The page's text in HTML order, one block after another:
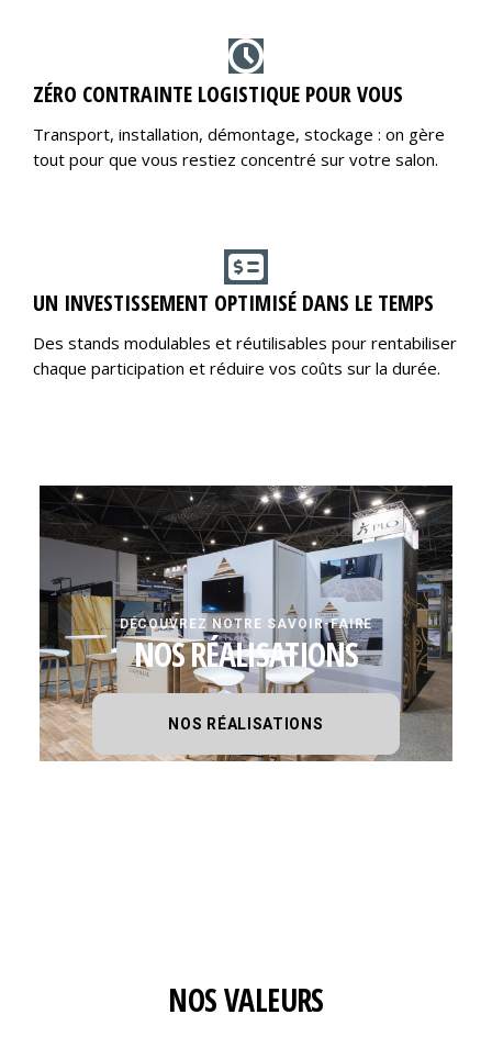
ZÉRO CONTRAINTE LOGISTIQUE POUR VOUS
Transport, installation, démontage, stockage : on gère
tout pour que vous restiez concentré sur votre salon.
UN INVESTISSEMENT OPTIMISÉ DANS LE TEMPS
Des stands modulables et réutilisables pour rentabiliser
chaque participation et réduire vos coûts sur la durée.
DÉCOUVREZ NOTRE SAVOIR-FAIRE
NOS RÉALISATIONS
NOS RÉALISATIONS
NOS VALEURS